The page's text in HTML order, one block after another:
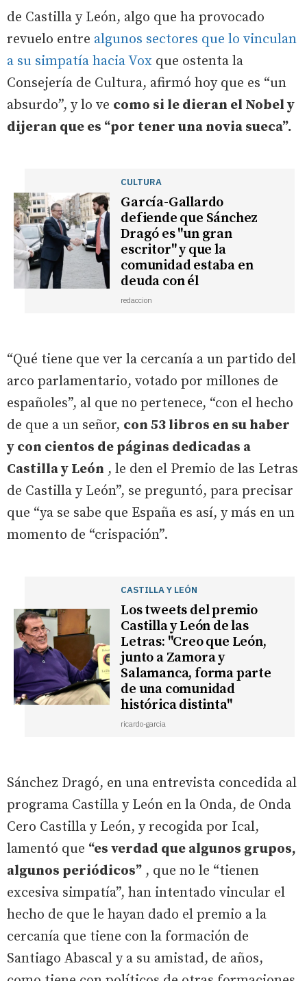
de Castilla y León, algo que ha provocado
revuelo entre algunos sectores que lo vinculan
a su simpatía hacia Vox que ostenta la
Consejería de Cultura, afirmó hoy que es “un
absurdo”, y lo ve como si le dieran el Nobel y
dijeran que es “por tener una novia sueca”.
CULTURA
García-Gallardo
defiende que Sánchez
Dragó es "un gran
escritor" y que la
comunidad estaba en
deuda con él
redaccion
“Qué tiene que ver la cercanía a un partido del
arco parlamentario, votado por millones de
españoles”, al que no pertenece, “con el hecho
de que a un señor, con 53 libros en su haber
y con cientos de páginas dedicadas a
Castilla y León , le den el Premio de las Letras
de Castilla y León”, se preguntó, para precisar
que “ya se sabe que España es así, y más en un
momento de “crispación”.
CASTILLA Y LEÓN
Los tweets del premio
Castilla y León de las
Letras: "Creo que León,
junto a Zamora y
Salamanca, forma parte
de una comunidad
histórica distinta"
ricardo-garcia
Sánchez Dragó, en una entrevista concedida al
programa Castilla y León en la Onda, de Onda
Cero Castilla y León, y recogida por Ical,
lamentó que “es verdad que algunos grupos,
algunos periódicos” , que no le “tienen
excesiva simpatía”, han intentado vincular el
hecho de que le hayan dado el premio a la
cercanía que tiene con la formación de
Santiago Abascal y a su amistad, de años,